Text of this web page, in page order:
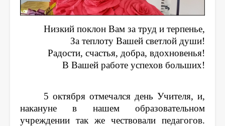
Низкий поклон Вам за труд и терпенье,
За теплоту Вашей светлой души!
Радости, счастья, добра, вдохновенья!
В Вашей работе успехов больших!
5 октября отмечался день Учителя, и,
накануне в нашем образовательном
учреждении так же чествовали педагогов.